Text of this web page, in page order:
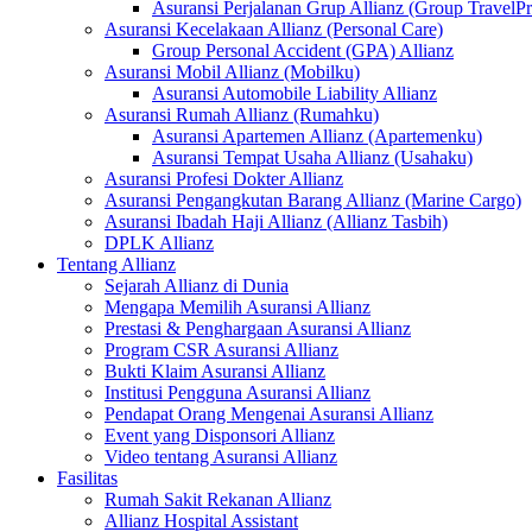
Asuransi Perjalanan Grup Allianz (Group
Asuransi Kecelakaan Allianz (Personal Care)
Group Personal Accident (GPA) Allianz
Asuransi Mobil Allianz (Mobilku)
Asuransi Automobile Liability Allianz
Asuransi Rumah Allianz (Rumahku)
Asuransi Apartemen Allianz (Apartemenku)
Asuransi Tempat Usaha Allianz (Usahaku)
Asuransi Profesi Dokter Allianz
Asuransi Pengangkutan Barang Allianz (Marine Cargo)
Asuransi Ibadah Haji Allianz (Allianz Tasbih)
DPLK Allianz
Tentang Allianz
Sejarah Allianz di Dunia
Mengapa Memilih Asuransi Allianz
Prestasi & Penghargaan Asuransi Allianz
Program CSR Asuransi Allianz
Bukti Klaim Asuransi Allianz
Institusi Pengguna Asuransi Allianz
Pendapat Orang Mengenai Asuransi Allianz
Event yang Disponsori Allianz
Video tentang Asuransi Allianz
Fasilitas
Rumah Sakit Rekanan Allianz
Allianz Hospital Assistant